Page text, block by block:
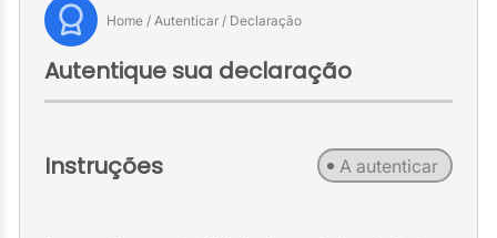
Home / Autenticar / Declaração
Autentique sua declaração
Instruções A autenticar